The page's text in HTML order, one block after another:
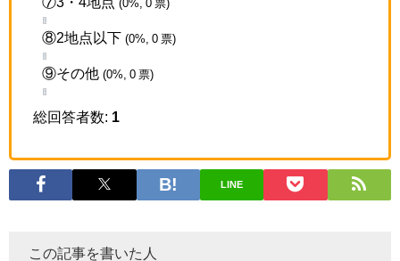
(0%, 0 票)
⑧2地点以下 (0%, 0 票)
⑨その他 (0%, 0 票)
総回答者数: 1
LINE
この記事を書いた人